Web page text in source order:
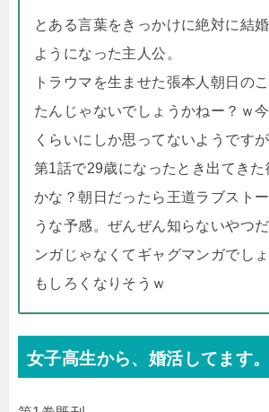
とある言葉をきっかけに絶対に結
ようになった主人公。
トラウマを生ませた張本人朝日の
たんじゃないでしょうかねー？ｗ
くらいにしか思ってないようです
第1話で29歳になったとき出てき
かな？朝日だったら王道ラブスト
うな予感。ぜんぜん知らないやつ
ンガじゃなくてギャグマンガでし
もしろくなりそうｗ
女子高生から、婚活してます